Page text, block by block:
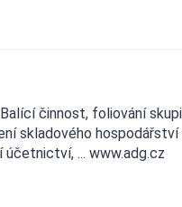
činnost, foliování
skladového
... www.adg.cz